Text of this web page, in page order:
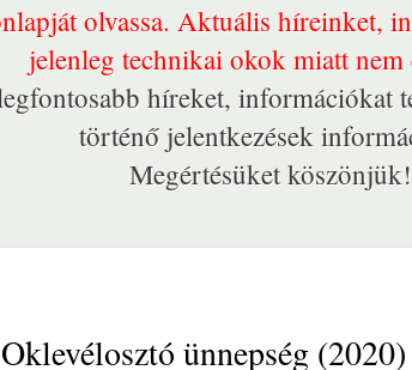
olvassa. Aktuális híreinket,
jelenleg technikai okok miatt nem
híreket, információkat
történő jelentkezések
Megértésüket köszönjük!
Oklevélosztó ünnepség (2020)